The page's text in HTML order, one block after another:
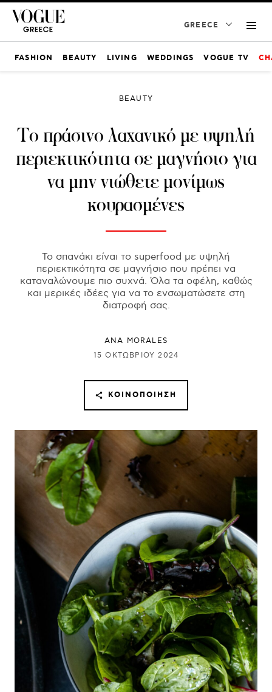
GREECE
FASHION BEAUTY LIVING WEDDINGS VOGUE TV
BEAUTY
Το πράσινο λαχανικό με υψηλή
περιεκτικότητα σε μαγνήσιο για
να μην νιώθετε μονίμως
κουρασμένες
Το σπανάκι είναι το superfood με υψηλή
περιεκτικότητα σε μαγνήσιο που πρέπει να
καταναλώνουμε πιο συχνά. Όλα τα οφέλη, καθώς
και μερικές ιδέες για να το ενσωματώσετε στη
διατροφή σας.
ANA MORALES
15 ΟΚΤΩΒΡΊΟΥ 2024
ΚΟΙΝΟΠΟΊΗΣΗ